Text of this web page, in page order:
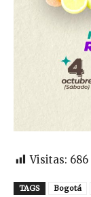
Visitas: 686
TAGS Bogotá